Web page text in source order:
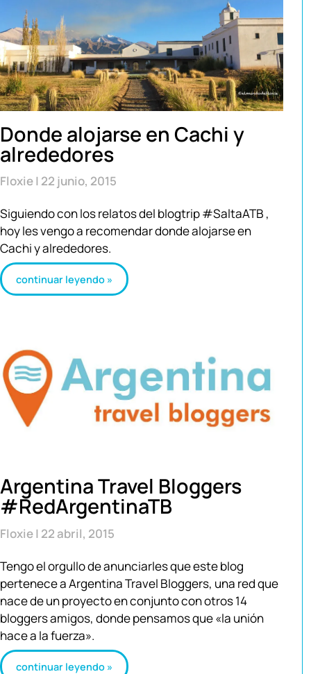
Donde alojarse en Cachi y
alrededores
Floxie 22 junio, 2015
Siguiendo con los relatos del blogtrip #SaltaATB ,
hoy les vengo a recomendar donde alojarse en
Cachi y alrededores.
continuar leyendo »
Argentina Travel Bloggers
#RedArgentinaTB
Floxie 22 abril, 2015
Tengo el orgullo de anunciarles que este blog
pertenece a Argentina Travel Bloggers, una red que
nace de un proyecto en conjunto con otros 14
bloggers amigos, donde pensamos que «la unión
hace a la fuerza».
continuar leyendo »